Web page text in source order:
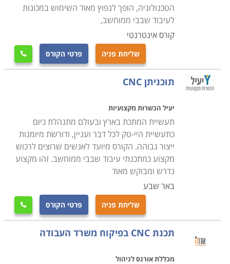
שניתן לתפעל בעזרתם.
במסגרת קורס CNC לומדים הסטודנטים את כל יסודות עולם
זה, לרבות היסטוריה, התפתחות הענף, תרומתו לעולם
העיבוד השבבי, ההבדלים בין עולם זה ובין שיטות ואמצעי
עיבוד שבבי אחרים וכדומה. כמו כן, במהלך הקורס מתנסים
הסטודנטים בתכנון, עיצוב, בניית וחריטת דגמים על מכונות
אמיתיות על מנת להעניק להם את התחושה והמוכנות לצאת
אל שוק העבודה ולממש את הידע שספגו במהלך הקורס.
למי מתאימים הלימודים
הלימודים בקורס CNC נחלקים לשתי רמות מרכזיות:
למתחילים ולמתקדמים. הראשון מיועד בעיקר עבור
סטודנטים העושים את צעדיהם הראשונים בעולם העיבוד
השבבי, ואין להם ניסיון קודם של עבודה בתחום זה. הקורס
למתקדמים מיועד עבור אנשים המגיעים מהתעשייה עצמה,
במטרה להעשיר את ידיעותיהם בתחום, ולהשלים את הידע
הנדרש להם על מנת להפעיל מכונות במסגרת עבודתם.
הטכנולוגיה, הופך לנפוץ מאוד השימוש במכונות
לעיבוד שבבי ממוחשב,
קורס אינטרנטי
שליחת פניה פרטי הקורס 
תוכניתן CNC
יעיל הכשרות מקצועיות
תעשיית המתכת בארץ ובעולם מתנהלת כיום
כתעשיית היי-טק לכל דבר ועניין, ודורשת מיומנות
ייצור גבוהה. הקורס מיועד לאנשים שרוצים לרכוש
מקצוע כמתכנתי עיבוד שבבי ממוחשב. זהו מקצוע
נדרש ומבוקש מאוד
באר שבע
שליחת פניה פרטי הקורס 
תכנת CNC בפיקוח משרד העבודה
מכללת אורנס לניהול